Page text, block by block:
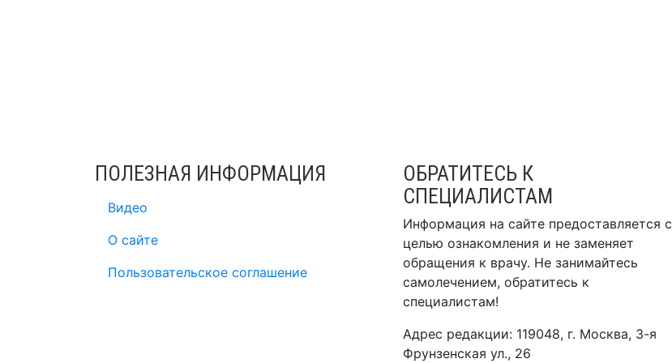
ПОЛЕЗНАЯ ИНФОРМАЦИЯ
Видео
О сайте
Пользовательское соглашение
ОБРАТИТЕСЬ К
СПЕЦИАЛИСТАМ
Информация на сайте предоставляется с
целью ознакомления и не заменяет
обращения к врачу. Не занимайтесь
самолечением, обратитесь к
специалистам!
Адрес редакции: 119048, г. Москва, 3-я
Фрунзенская ул., 26